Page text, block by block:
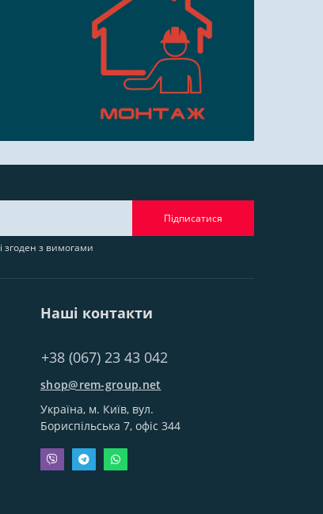
Підписатися
і згоден з вимогами
Наші контакти
+38 (067) 23 43 042
shop@rem-group.net
Україна, м. Київ, вул.
Бориспільська 7, офіс 344